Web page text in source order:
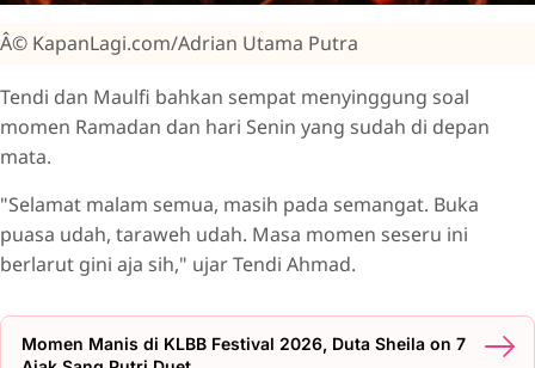
Â© KapanLagi.com/Adrian Utama Putra
Tendi dan Maulfi bahkan sempat menyinggung soal
momen Ramadan dan hari Senin yang sudah di depan
mata.
"Selamat malam semua, masih pada semangat. Buka
puasa udah, taraweh udah. Masa momen seseru ini
berlarut gini aja sih," ujar Tendi Ahmad.
Momen Manis di KLBB Festival 2026, Duta Sheila on 7